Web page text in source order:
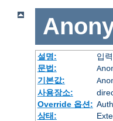
설명:
입
문법:
기본값:
사용장소:
Override 옵션:
상태: